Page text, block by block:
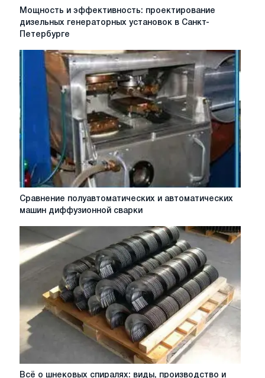
Мощность
эффективность:
дизельных
генераторных
установок
Петербурге
Мощность и эффективность: проектирование
дизельных генераторных установок в Санкт-
Петербурге
Сравнение
полуавтоматических
автоматических
машин
диффузионной
сварки
Сравнение полуавтоматических и автоматических
машин диффузионной сварки
Всё
Всё о шнековых спиралях: виды, производство и